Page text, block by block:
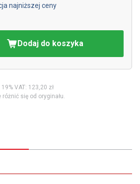
najniższej ceny
Dodaj do koszyka
VAT: 123,20 zł
się od oryginału.